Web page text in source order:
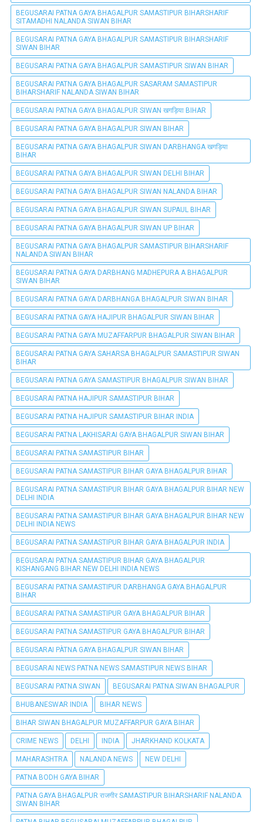
BEGUSARAI PATNA GAYA BHAGALPUR SAMASTIPUR BIHARSHARIF
SITAMADHI NALANDA SIWAN BIHAR
BEGUSARAI PATNA GAYA BHAGALPUR SAMASTIPUR BIHARSHARIF
SIWAN BIHAR
BEGUSARAI PATNA GAYA BHAGALPUR SAMASTIPUR SIWAN BIHAR
BEGUSARAI PATNA GAYA BHAGALPUR SASARAM SAMASTIPUR
BIHARSHARIF NALANDA SIWAN BIHAR
BEGUSARAI PATNA GAYA BHAGALPUR SIWAN खगड़िया BIHAR
BEGUSARAI PATNA GAYA BHAGALPUR SIWAN BIHAR
BEGUSARAI PATNA GAYA BHAGALPUR SIWAN DARBHANGA खगड़िया
BIHAR
BEGUSARAI PATNA GAYA BHAGALPUR SIWAN DELHI BIHAR
BEGUSARAI PATNA GAYA BHAGALPUR SIWAN NALANDA BIHAR
BEGUSARAI PATNA GAYA BHAGALPUR SIWAN SUPAUL BIHAR
BEGUSARAI PATNA GAYA BHAGALPUR SIWAN UP BIHAR
BEGUSARAI PATNA GAYA BHAGALPUR SAMASTIPUR BIHARSHARIF
NALANDA SIWAN BIHAR
BEGUSARAI PATNA GAYA DARBHANG MADHEPURA A BHAGALPUR
SIWAN BIHAR
BEGUSARAI PATNA GAYA DARBHANGA BHAGALPUR SIWAN BIHAR
BEGUSARAI PATNA GAYA HAJIPUR BHAGALPUR SIWAN BIHAR
BEGUSARAI PATNA GAYA MUZAFFARPUR BHAGALPUR SIWAN BIHAR
BEGUSARAI PATNA GAYA SAHARSA BHAGALPUR SAMASTIPUR SIWAN
BIHAR
BEGUSARAI PATNA GAYA SAMASTIPUR BHAGALPUR SIWAN BIHAR
BEGUSARAI PATNA HAJIPUR SAMASTIPUR BIHAR
BEGUSARAI PATNA HAJIPUR SAMASTIPUR BIHAR INDIA
BEGUSARAI PATNA LAKHISARAI GAYA BHAGALPUR SIWAN BIHAR
BEGUSARAI PATNA SAMASTIPUR BIHAR
BEGUSARAI PATNA SAMASTIPUR BIHAR GAYA BHAGALPUR BIHAR
BEGUSARAI PATNA SAMASTIPUR BIHAR GAYA BHAGALPUR BIHAR NEW
DELHI INDIA
BEGUSARAI PATNA SAMASTIPUR BIHAR GAYA BHAGALPUR BIHAR NEW
DELHI INDIA NEWS
BEGUSARAI PATNA SAMASTIPUR BIHAR GAYA BHAGALPUR INDIA
BEGUSARAI PATNA SAMASTIPUR BIHAR GAYA BHAGALPUR
KISHANGANG BIHAR NEW DELHI INDIA NEWS
BEGUSARAI PATNA SAMASTIPUR DARBHANGA GAYA BHAGALPUR
BIHAR
BEGUSARAI PATNA SAMASTIPUR GAYA BHAGALPUR BIHAR
BEGUSARAI PATNA SAMASTIPUR GAYA BHAGALPUR BIHAR
BEGUSARAI PÀTNA GAYA BHAGALPUR SIWAN BIHAR
BEGUSARAI NEWS PATNA NEWS SAMASTIPUR NEWS BIHAR
BEGUSARAI PATNA SIWAN BEGUSARAI PATNA SIWAN BHAGALPUR
BHUBANESWAR INDIA BIHAR NEWS
BIHAR SIWAN BHAGALPUR MUZAFFARPUR GAYA BIHAR
CRIME NEWS DELHI INDIA JHARKHAND KOLKATA
MAHARASHTRA NALANDA NEWS NEW DELHI
PATNA BODH GAYA BIHAR
PATNA GAYA BHAGALPUR राजगीर SAMASTIPUR BIHARSHARIF NALANDA
SIWAN BIHAR